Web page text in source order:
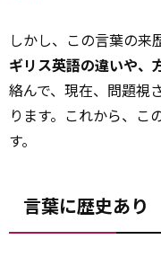
しかし、この言葉の来
ギリス英語の違いや、
絡んで、現在、問題視
ります。これから、こ
す。
言葉に歴史あり